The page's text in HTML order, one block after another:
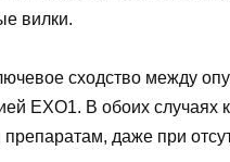
вилки.
сходство между
EXO1. В обоих случаях
даже при